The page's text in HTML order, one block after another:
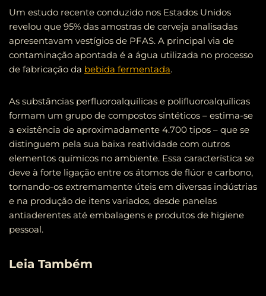
Um estudo recente conduzido nos Estados Unidos
revelou que 95% das amostras de cerveja analisadas
apresentavam vestígios de PFAS. A principal via de
contaminação apontada é a água utilizada no processo
de fabricação da bebida fermentada.
As substâncias perfluoroalquílicas e polifluoroalquílicas
formam um grupo de compostos sintéticos – estima-se
a existência de aproximadamente 4.700 tipos – que se
distinguem pela sua baixa reatividade com outros
elementos químicos no ambiente. Essa característica se
deve à forte ligação entre os átomos de flúor e carbono,
tornando-os extremamente úteis em diversas indústrias
e na produção de itens variados, desde panelas
antiaderentes até embalagens e produtos de higiene
pessoal.
Leia Também